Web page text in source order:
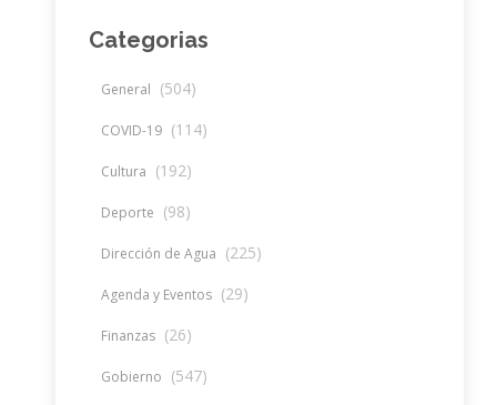
Categorias
General (504)
COVID-19 (114)
Cultura (192)
Deporte (98)
Dirección de Agua (225)
Agenda y Eventos (29)
Finanzas (26)
Gobierno (547)